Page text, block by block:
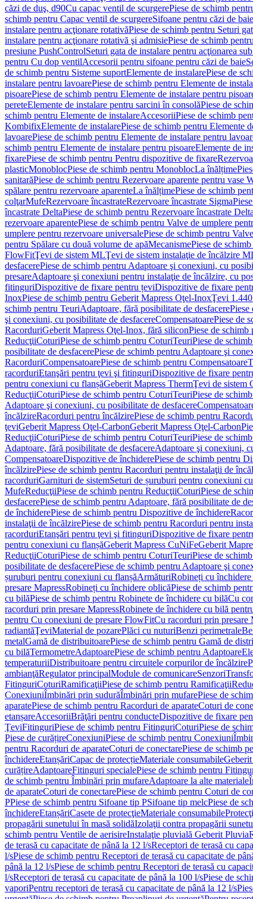
căzi de duş, d90Cu capac ventil de scurgerePiese de schimb
schimb pentru Capac ventil de scurgereSifoane pentru căzi de
instalare pentru acţionare rotativăPiese de schimb pentru Seturi
instalare pentru acţionare rotativă şi admisiePiese de schimb
presiune PushControlSeturi gata de instalare pentru acţionarea
pentru Cu dop ventilAccesorii pentru sifoane pentru căzi de baie
de schimb pentru Sisteme suportElemente de instalarePiese de
instalare pentru lavoarePiese de schimb pentru Elemente de
pisoarePiese de schimb pentru Elemente de instalare pentru
pereteElemente de instalare pentru sarcini în consolăPiese de
schimb pentru Elemente de instalareAccesoriiPiese de schimb
KombifixElemente de instalarePiese de schimb pentru Elemente
lavoarePiese de schimb pentru Elemente de instalare pentru
schimb pentru Elemente de instalare pentru pisoareElemente de
fixarePiese de schimb pentru Pentru dispozitive de fixare
plasticMonoblocPiese de schimb pentru MonoblocLa înălțime
sanitarăPiese de schimb pentru Rezervoare aparente pentru vase
spălare pentru rezervoare aparenteLa înălțimePiese de schimb
colţarMufeRezervoare încastrateRezervoare încastrate Sigma
încastrate DeltaPiese de schimb pentru Rezervoare încastrate Delta
rezervoare aparentePiese de schimb pentru Valve de umplere
umplere pentru rezervoare universalePiese de schimb pentru
pentru Spălare cu două volume de apăMecanismePiese de
FlowFitŢevi de sistem MLŢevi de sistem instalaţie de încălzire
desfacerePiese de schimb pentru Adaptoare şi conexiuni, cu
presareAdaptoare şi conexiuni pentru instalaţie de încălzire, cu
fitinguriDispozitive de fixare pentru țeviDispozitive de fixare
InoxPiese de schimb pentru Geberit Mapress Oţel-InoxŢevi
schimb pentru TeuriAdaptoare, fără posibilitate de desfacerePiese
şi conexiuni, cu posibilitate de desfacereCompensatoarePiese de
RacorduriGeberit Mapress Oţel-Inox, fără siliconPiese de
ReducţiiCoturiPiese de schimb pentru CoturiTeuriPiese de
posibilitate de desfacerePiese de schimb pentru Adaptoare şi
RacorduriCompensatoarePiese de schimb pentru Compensatoare
racorduriEtanşări pentru ţevi şi fitinguriDispozitive de fixare
pentru conexiuni cu flanșăGeberit Mapress ThermŢevi de sistem
ReducţiiCoturiPiese de schimb pentru CoturiTeuriPiese de
Adaptoare şi conexiuni, cu posibilitate de desfacere
încălzireRacorduri pentru încălzirePiese de schimb pentru
ţeviGeberit Mapress Oţel-CarbonGeberit Mapress Oţel-Carbon
ReducţiiCoturiPiese de schimb pentru CoturiTeuriPiese de
Adaptoare, fără posibilitate de desfacereAdaptoare şi conexiuni,
CompensatoareDispozitive de închiderePiese de schimb pentru
încălzirePiese de schimb pentru Racorduri pentru instalaţii de
racorduriGarnituri de sistemSeturi de șuruburi pentru conexiuni
MufeReducţiiPiese de schimb pentru ReducţiiCoturiPiese de
desfacerePiese de schimb pentru Adaptoare, fără posibilitate de
de închiderePiese de schimb pentru Dispozitive de închidere
instalaţii de încălzirePiese de schimb pentru Racorduri pentru
racorduriEtanşări pentru ţevi şi fitinguriDispozitive de fixare
pentru conexiuni cu flanșăGeberit Mapress CuNiFeGeberit
ReducţiiCoturiPiese de schimb pentru CoturiTeuriPiese de
posibilitate de desfacerePiese de schimb pentru Adaptoare şi
șuruburi pentru conexiuni cu flanșăArmăturiRobineți cu închidere
presare MapressRobineți cu închidere oblicăPiese de schimb
cu bilăPiese de schimb pentru Robinete de închidere cu bilăCu
racorduri prin presare MapressRobinete de închidere cu bilă
pentru Cu conexiuni de presare FlowFitCu racorduri prin presare
radiantăŢeviMaterial de pozarePlăci cu nuturiBenzi perimetrale
metalGamă de distribuitoarePiese de schimb pentru Gamă de
cu bilăTermometreAdaptoarePiese de schimb pentru Adaptoare
temperaturiiDistribuitoare pentru circuitele corpurilor de încălzire
ambianţăRegulator principalModule de comunicareSenzori
FitinguriCoturiRamificaţiiPiese de schimb pentru Ramificaţii
ConexiuniÎmbinări prin sudurăÎmbinări prin mufarePiese de
aparatePiese de schimb pentru Racorduri de aparateCoturi de
etanșareAccesoriiBrăţări pentru conducteDispozitive de fixare
ŢeviFitinguriPiese de schimb pentru FitinguriCoturiPiese de
Piese de curățireConexiuniPiese de schimb pentru Conexiuni
pentru Racorduri de aparateCoturi de conectarePiese de schimb
închidereEtanșăriCapac de protecțieMateriale consumabile
curățireAdaptoareFitinguri specialePiese de schimb pentru
de schimb pentru Îmbinări prin mufareAdaptoare la alte materiale
de aparateCoturi de conectarePiese de schimb pentru Coturi de
PPiese de schimb pentru Sifoane tip PSifoane tip melcPiese de
închidereEtanșăriCasete de protecţieMateriale consumabile
propagării sunetului în masă solidăIzolaţii contra propagării
schimb pentru Ventile de aerisireInstalaţie pluvială Geberit Pluvia
de terasă cu capacitate de până la 12 l/sReceptori de terasă cu
l/sPiese de schimb pentru Receptori de terasă cu capacitate de
până la 12 l/sPiese de schimb pentru Receptori de terasă cu
l/sReceptori de terasă cu capacitate de până la 100 l/sPiese de
vaporiPentru receptori de terasă cu capacitate de până la 12 l/s